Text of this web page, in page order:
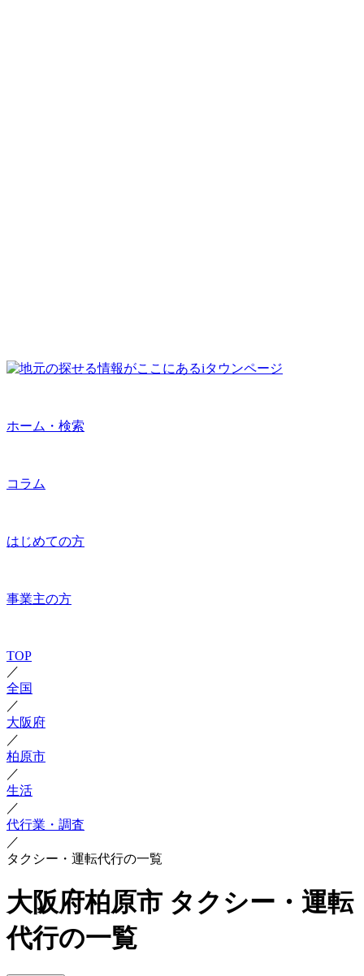
ホーム・検索
コラム
はじめての方
事業主の方
TOP
／
全国
／
大阪府
／
柏原市
／
生活
／
代行業・調査
／
タクシー・運転代行の一覧
大阪府柏原市 タクシー・運転
代行の一覧